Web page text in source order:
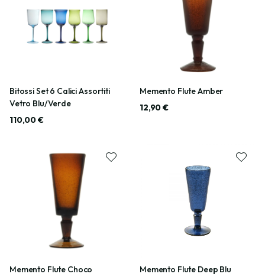
Bitossi Set 6 Calici Assortiti
Vetro Blu/Verde
110,00 €
Memento Flute Amber
12,90 €
Memento Flute Choco
Memento Flute Deep Blu